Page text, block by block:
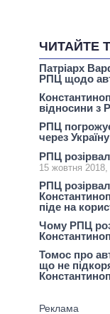
ЧИТАЙТЕ
Патріарх
РПЦ щодо
відносини з
РПЦ
через Україну
РПЦ
15 жовтня
РПЦ
піде на
Чому РПЦ
Томос про
що не